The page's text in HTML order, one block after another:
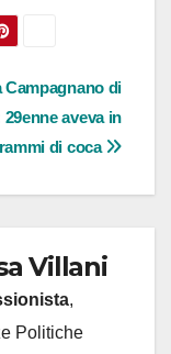
Campagnano di
29enne aveva in
di coca
Villani
,
Politiche